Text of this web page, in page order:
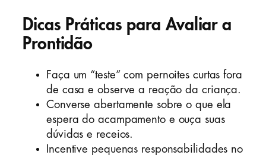
Dicas Práticas para Avaliar a
Prontidão
Faça um “teste” com pernoites curtas fora
de casa e observe a reação da criança.
Converse abertamente sobre o que ela
espera do acampamento e ouça suas
dúvidas e receios.
Incentive pequenas responsabilidades no